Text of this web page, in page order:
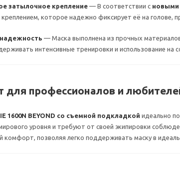
затылочное крепление — В соответствии с новыми
которое надежно фиксирует её на голове,
— Маска выполнена из прочных
интенсивные тренировки и использование на
для профессионалов и
1600N BEYOND со съемной подкладкой идеально
уровня и требуют от своей экипировки
комфорт, позволяя легко поддерживать маску в